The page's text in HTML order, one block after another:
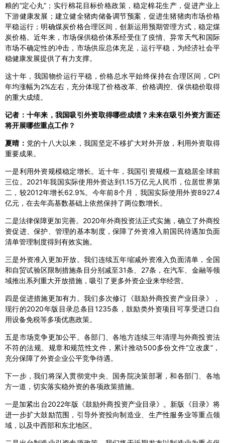
粮的“定心丸”；实行棉花目标价格政策，稳定棉花生产，促进产业上
下游健康发展；建立健全猪肉储备调节预案，促进生猪猪肉市场价格
平稳运行；明确煤炭价格合理区间，创新运用预期管理方式，稳定煤
炭价格。近年来，市场保供稳价体系经受住了疫情、异常天气和国际
市场不确定性的冲击，市场供应总体充足，运行平稳，为经济社会平
稳健康发展提供了有力支撑。
这十年，我国物价运行平稳，价格总水平始终保持在合理区间，CPI
年均涨幅为2%左右，充分体现了价格改革、价格调控、保供稳价取得
的重大成绩。
记者：十年来，我国吸引外资取得哪些成绩？未来在吸引外资方面还
将开展哪些重点工作？
夏晴： 党的十八大以来，我国坚定不移扩大对外开放，利用外资取得
重要成果。
一是利用外资规模稳定增长。近十年，我国引资规模一直稳居全球前
三位。2021年我国实际使用外资达到1.15万亿元人民币，位居世界第
二，较2012年增长62.9%。今年前8个月，我国实际使用外资8927.4
亿元，在去年高基数基础上依然保持了两位数增长。
二是法律保障更加完善。2020年外商投资法正式实施，确立了外商投
资促进、保护、管理的基本制度，保障了外资准入前国民待遇加负面
清单管理制度得到有效实施。
三是外资准入更加开放。我们连续五年缩减外资准入负面清单，全国
和自贸试验区限制措施条目分别减至31条、27条，在汽车、金融等领
域推出系列重大开放措施，吸引了更多外资企业来华经营。
四是促进措施更加有力。我们多次修订《鼓励外商投资产业目录》，
现行的2020年版目录总条目1235条，鼓励类外资项目可享受进口自
用设备免税等多项优惠政策。
五是市场竞争更加公平。各部门、各地方连续三年清理与外商投资法
不符的法规、规章和规范性文件，累计推动500多份文件“立改废”，
充分保障了外资企业公平竞争待遇。
下一步，我们将深入贯彻党中央、国务院决策部署，和各部门、各地
方一道，切实落实稳外资的各项政策措施。
一是加紧出台2022年版《鼓励外商投资产业目录》。新版《目录》将
进一步扩大鼓励范围，引导外资投向制造业、生产性服务业等重点领
域，以及中西部和东北地区。